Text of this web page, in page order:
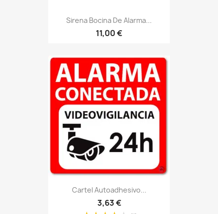
Sirena Bocina De Alarma...
11,00 €
Cartel Autoadhesivo...
3,63 €